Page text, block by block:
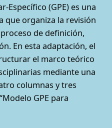
Específico (GPE) es una
que organiza la revisión
de definición,
En esta adaptación, el
el marco teórico
mediante una
columnas y tres
GPE para